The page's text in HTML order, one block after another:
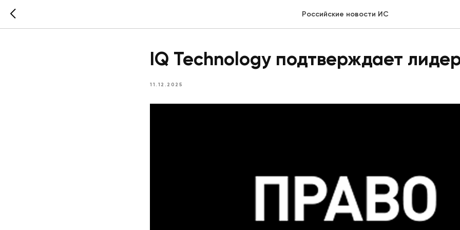
Российские новости ИС
IQ Technology подтверждает
11.12.2025